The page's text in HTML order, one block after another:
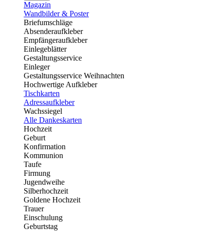
Magazin
Wandbilder & Poster
Briefumschläge
Absenderaufkleber
Empfängeraufkleber
Einlegeblätter
Gestaltungsservice
Einleger
Gestaltungsservice Weihnachten
Hochwertige Aufkleber
Tischkarten
Adressaufkleber
Wachssiegel
Alle Dankeskarten
Hochzeit
Geburt
Konfirmation
Kommunion
Taufe
Firmung
Jugendweihe
Silberhochzeit
Goldene Hochzeit
Trauer
Einschulung
Geburtstag